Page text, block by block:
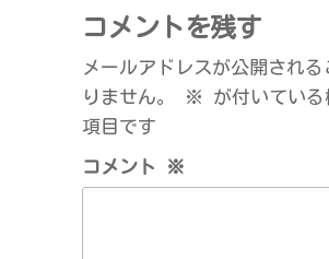
ゲ
ー
シ
ョ
ン
コメントを残す
メールアドレスが公開される
りません。
※
が付いている
項目です
コメント ※